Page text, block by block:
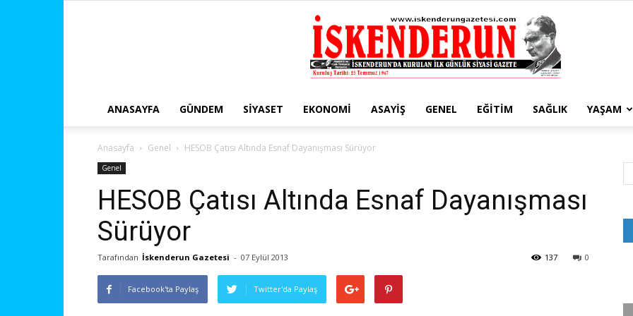
ANASAYFA GÜNDEM SIYASET EKONOMI ASAYIŞ GENEL EĞITIM SAĞLIK YAŞAM
Anasayfa Genel HESOB Çatısı Altında Esnaf Dayanışması Sürüyor
Genel
HESOB Çatısı Altında Esnaf Dayanışması
Sürüyor
Tarafından İskenderun Gazetesi - 07 Eylül 2013 0
137
Facebook'ta Paylaş Twitter'da Paylaş